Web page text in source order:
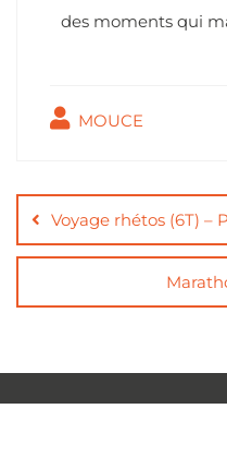
des moments qui
MOUCE
Voyage rhétos (6T) –